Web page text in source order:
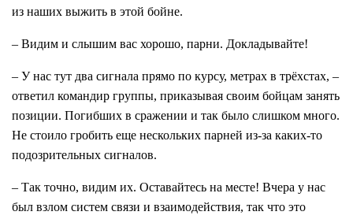
из наших выжить в этой бойне.
– Видим и слышим вас хорошо, парни. Докладывайте!
– У нас тут два сигнала прямо по курсу, метрах в трёхстах, –
ответил командир группы, приказывая своим бойцам занять
позиции. Погибших в сражении и так было слишком много.
Не стоило гробить еще нескольких парней из-за каких-то
подозрительных сигналов.
– Так точно, видим их. Оставайтесь на месте! Вчера у нас
был взлом систем связи и взаимодействия, так что это